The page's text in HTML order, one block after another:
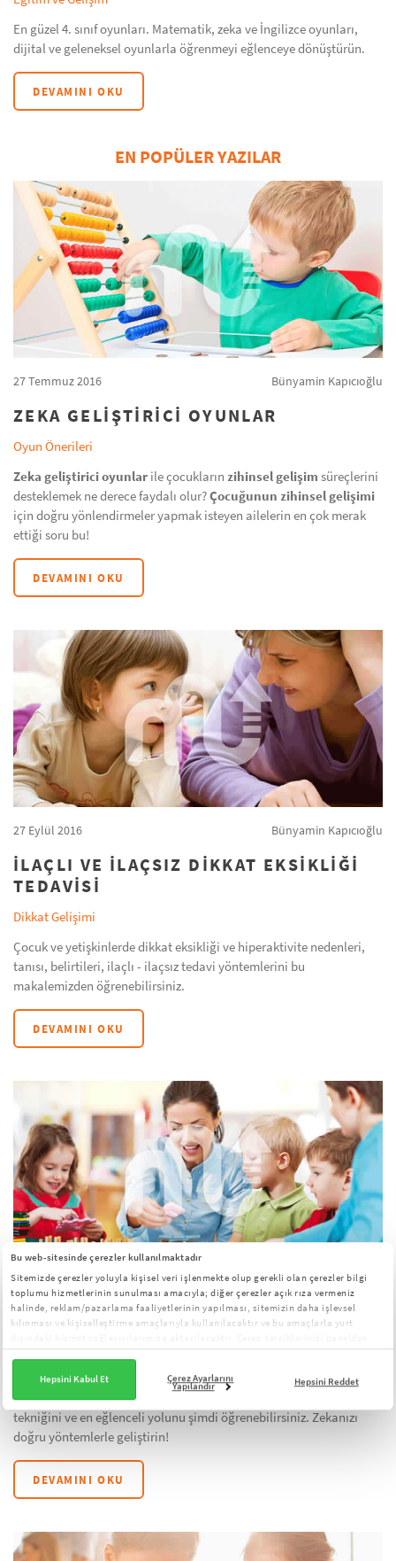
Bu web-sitesinde çerezler kullanılmaktadır
Sitemizde çerezler yoluyla kişisel veri işlenmekte olup gerekli olan çerezler bilgi
toplumu hizmetlerinin sunulması amacıyla; diğer çerezler açık rıza vermeniz
halinde, reklam/pazarlama faaliyetlerinin yapılması, sitemizin daha işlevsel
kılınması ve kişiselleştirme amaçlarıyla kullanılacaktır ve bu amaçlarla yurt
Hepsini Kabul Et Çerez Ayarlarını
Yapılandır Hepsini Reddet
En güzel 4. sınıf oyunları. Matematik, zeka ve İngilizce oyunları,
dijital ve geleneksel oyunlarla öğrenmeyi eğlenceye dönüştürün.
DEVAMINI OKU
EN POPÜLER YAZILAR
27 Temmuz 2016 Bünyamin Kapıcıoğlu
ZEKA GELİŞTİRİCİ OYUNLAR
Oyun Önerileri
Zeka geliştirici oyunlar ile çocukların zihinsel gelişim süreçlerini
desteklemek ne derece faydalı olur?Çocuğunun zihinsel gelişimi
için doğru yönlendirmeler yapmak isteyen ailelerin en çok merak
ettiği soru bu!
DEVAMINI OKU
27 Eylül 2016 Bünyamin Kapıcıoğlu
İLAÇLI VE İLAÇSIZ DİKKAT EKSİKLİĞİ
TEDAVİSİ
Dikkat Gelişimi
Çocuk ve yetişkinlerde dikkat eksikliği ve hiperaktivite nedenleri,
tanısı, belirtileri, ilaçlı - ilaçsız tedavi yöntemlerini bu
makalemizden öğrenebilirsiniz.
DEVAMINI OKU
9 Ağustos 2016 Bünyamin Kapıcıoğlu
ZEKA NASIL GELİŞTİRİLİR? 8 KOLAY VE
BİLİMSEL YÖNTEM
Bebek, çocuk ve yetişkinler için zeka geliştirmenin 8 kolay ve kaliteli
tekniğini ve en eğlenceli yolunu şimdi öğrenebilirsiniz. Zekanızı
doğru yöntemlerle geliştirin!
DEVAMINI OKU